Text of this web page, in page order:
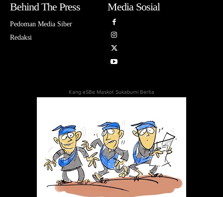
Behind The Press
Pedoman Media Siber
Redaksi
Media Sosial
Kang eSBe Maskot Sukabumi Berita